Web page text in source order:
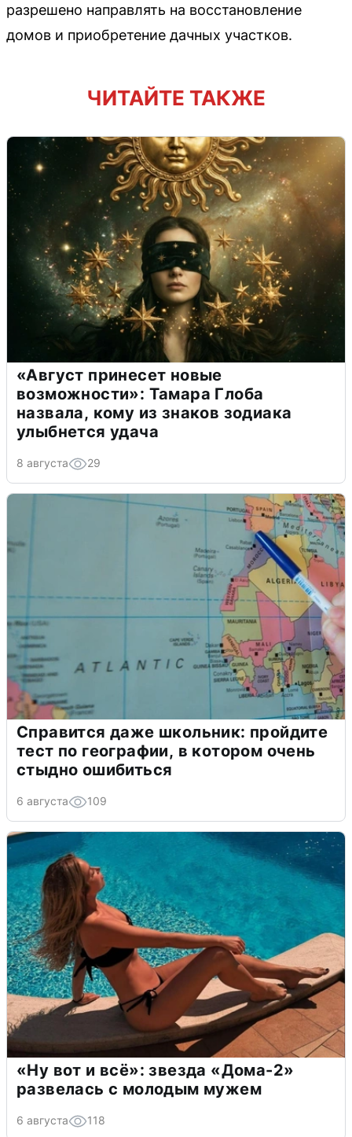
разрешено направлять на восстановление
домов и приобретение дачных участков.
ЧИТАЙТЕ ТАКЖЕ
«Август принесет новые
возможности»: Тамара Глоба
назвала, кому из знаков зодиака
улыбнется удача
8 августа 29
Справится даже школьник: пройдите
тест по географии, в котором очень
стыдно ошибиться
6 августа 109
«Ну вот и всё»: звезда «Дома-2»
развелась с молодым мужем
6 августа 118